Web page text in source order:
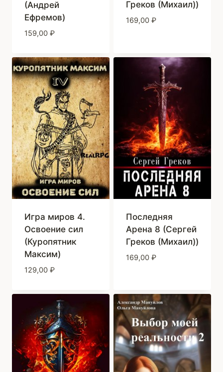
(Андрей
Ефремов)
159,00 ₽
Греков (Михаил))
169,00 ₽
Игра миров 4.
Освоение сил
(Куропятник
Максим)
129,00 ₽
Последняя
Арена 8 (Сергей
Греков (Михаил))
169,00 ₽